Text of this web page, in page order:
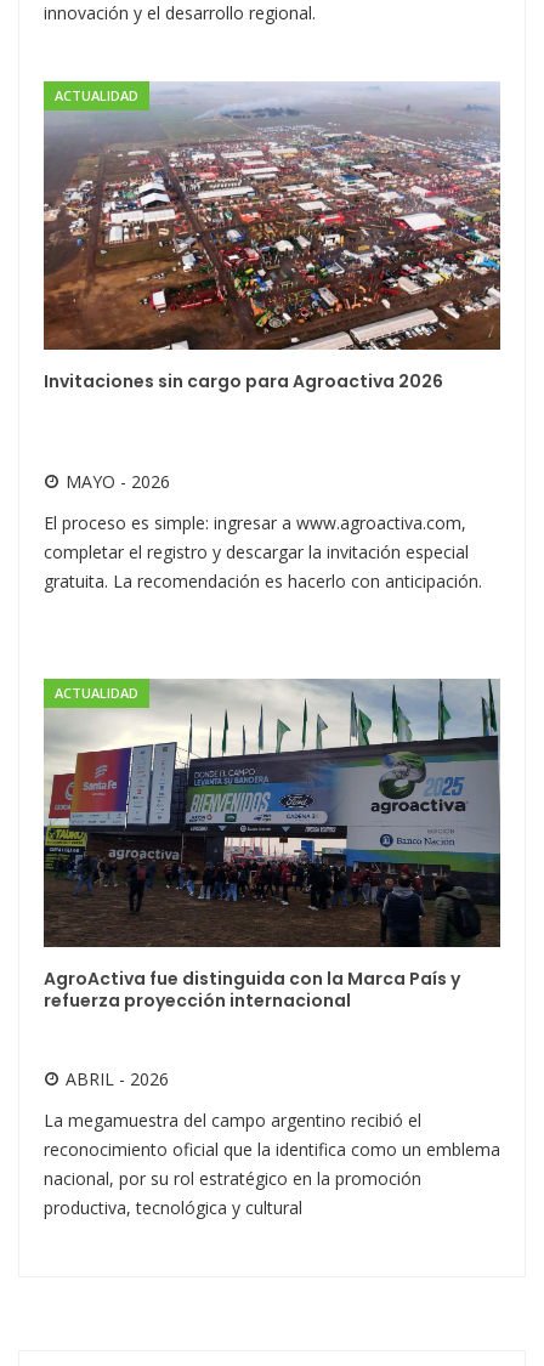
innovación y el desarrollo regional.
ACTUALIDAD
Invitaciones sin cargo para Agroactiva 2026
MAYO - 2026
El proceso es simple: ingresar a www.agroactiva.com,
completar el registro y descargar la invitación especial
gratuita. La recomendación es hacerlo con anticipación.
ACTUALIDAD
AgroActiva fue distinguida con la Marca País y
refuerza proyección internacional
ABRIL - 2026
La megamuestra del campo argentino recibió el
reconocimiento oficial que la identifica como un emblema
nacional, por su rol estratégico en la promoción
productiva, tecnológica y cultural